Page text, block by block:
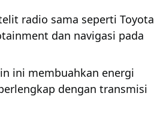
radio sama seperti Toyota
dan navigasi pada
ini membuahkan energi
dengan transmisi